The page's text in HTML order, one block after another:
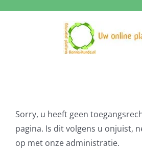
Sorry, u heeft geen
pagina. Is dit volgens u onjuist,
op met onze administratie.